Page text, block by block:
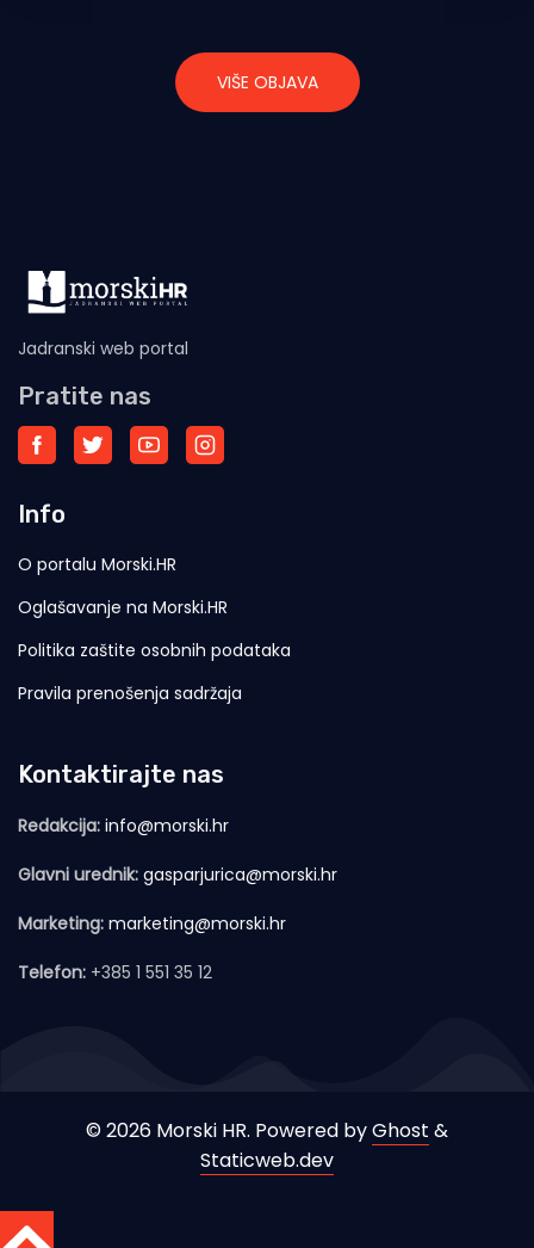
VIŠE OBJAVA
Jadranski web portal
Pratite nas
Info
O portalu Morski.HR
Oglašavanje na Morski.HR
Politika zaštite osobnih podataka
Pravila prenošenja sadržaja
Kontaktirajte nas
Redakcija: info@morski.hr
Glavni urednik: gasparjurica@morski.hr
Marketing: marketing@morski.hr
Telefon: +385 1 551 35 12
© 2026 Morski HR. Powered byGhost &
Staticweb.dev